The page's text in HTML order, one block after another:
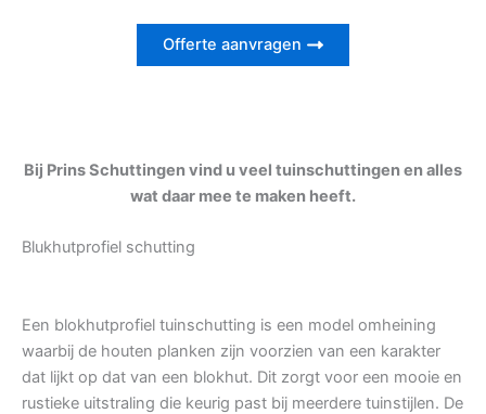
Offerte aanvragen
Bij Prins Schuttingen vind u veel tuinschuttingen en alles
wat daar mee te maken heeft.
Blukhutprofiel schutting
Een blokhutprofiel tuinschutting is een model omheining
waarbij de houten planken zijn voorzien van een karakter
dat lijkt op dat van een blokhut. Dit zorgt voor een mooie en
rustieke uitstraling die keurig past bij meerdere tuinstijlen. De